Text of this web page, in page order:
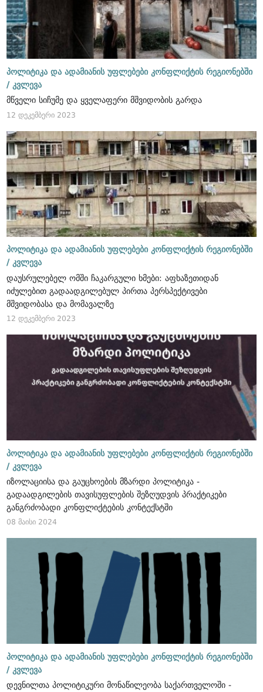
პოლიტიკა და ადამიანის უფლებები კონფლიქტის რეგიონებში
/ კვლევა
მწველი სიჩუმე და ყველაფერი მშვიდობის გარდა
12 დეკემბერი 2023
პოლიტიკა და ადამიანის უფლებები კონფლიქტის რეგიონებში
/ კვლევა
დაუსრულებელ ომში ჩაკარგული ხმები: აფხაზეთიდან
იძულებით გადაადგილებულ პირთა პერსპექტივები
მშვიდობასა და მომავალზე
12 დეკემბერი 2023
პოლიტიკა და ადამიანის უფლებები კონფლიქტის რეგიონებში
/ კვლევა
იზოლაციისა და გაუცხოების მზარდი პოლიტიკა -
გადაადგილების თავისუფლების შეზღუდვის პრაქტიკები
განგრძობადი კონფლიქტების კონტექსტში
08 მაისი 2024
პოლიტიკა და ადამიანის უფლებები კონფლიქტის რეგიონებში
/ კვლევა
დევნილთა პოლიტიკური მონაწილეობა საქართველოში -